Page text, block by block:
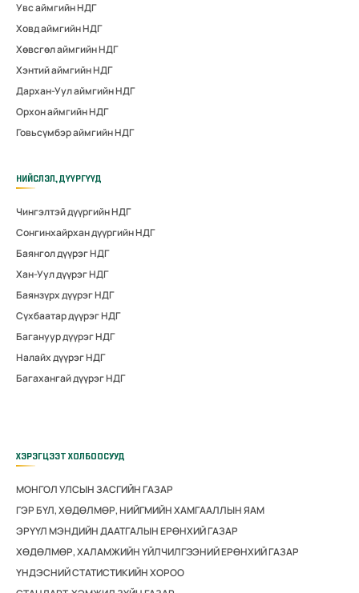
Увс аймгийн НДГ
Ховд аймгийн НДГ
Хөвсгөл аймгийн НДГ
Хэнтий аймгийн НДГ
Дархан-Уул аймгийн НДГ
Орхон аймгийн НДГ
Говьсүмбэр аймгийн НДГ
НИЙСЛЭЛ, ДҮҮРГҮҮД
Чингэлтэй дүүргийн НДГ
Сонгинхайрхан дүүргийн НДГ
Баянгол дүүрэг НДГ
Хан-Уул дүүрэг НДГ
Баянзүрх дүүрэг НДГ
Сүхбаатар дүүрэг НДГ
Багануур дүүрэг НДГ
Налайх дүүрэг НДГ
Багахангай дүүрэг НДГ
ХЭРЭГЦЭЭТ ХОЛБООСУУД
МОНГОЛ УЛСЫН ЗАСГИЙН ГАЗАР
ГЭР БҮЛ, ХӨДӨЛМӨР, НИЙГМИЙН ХАМГААЛЛЫН ЯАМ
ЭРҮҮЛ МЭНДИЙН ДААТГАЛЫН ЕРӨНХИЙ ГАЗАР
ХӨДӨЛМӨР, ХАЛАМЖИЙН ҮЙЛЧИЛГЭЭНИЙ ЕРӨНХИЙ ГАЗАР
ҮНДЭСНИЙ СТАТИСТИКИЙН ХОРОО